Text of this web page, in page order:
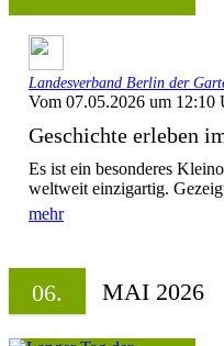
Landesverband Berlin der
Vom 07.05.2026 um 12:10
Geschichte erleben
Es ist ein besonderes
weltweit einzigartig.
mehr
06. MAI 2026